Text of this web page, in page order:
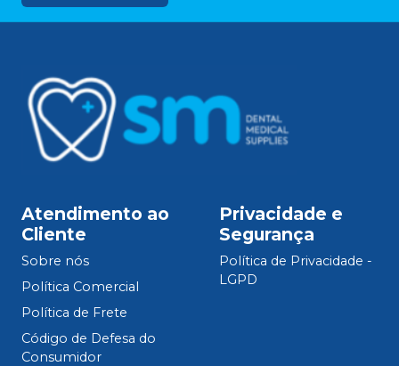
Atendimento ao
Cliente
Sobre nós
Política Comercial
Política de Frete
Código de Defesa do
Consumidor
Privacidade e
Segurança
Política de Privacidade -
LGPD